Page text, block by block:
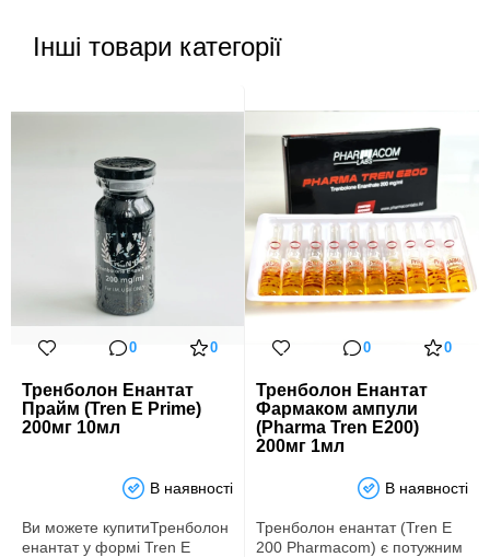
Інші товари категорії
0 0
Тренболон Енантат
Прайм (Tren E Prime)
200мг 10мл
В наявності
Ви можете купитиТренболон
енантат у формі Tren E
0 0
Тренболон Енантат
Фармаком ампули
(Pharma Tren E200)
200мг 1мл
В наявності
Тренболон енантат (Tren E
200 Pharmacom) є потужним